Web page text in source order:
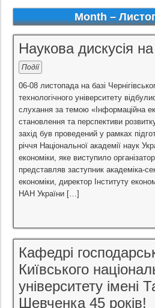
Month –
Наукова дискусія на
Події
06-08 листопада на базі
технологічного університету
слухання за темою «Інформаційна
становлення та перспективи
захід був проведений у рамках
річчя Національної академії наук
економіки, яке виступило
представляв заступник академіка-
економіки, директор Інституту
НАН України […]
Кафедрі
Київського
університету імені
Шевченка 45 років!